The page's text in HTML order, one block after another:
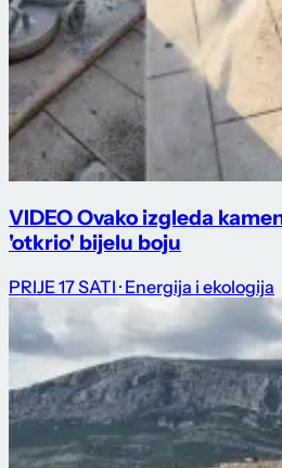
VIDEO Ovako izgleda
'otkrio' bijelu boju
PRIJE 17 SATI · Energija i ekologija